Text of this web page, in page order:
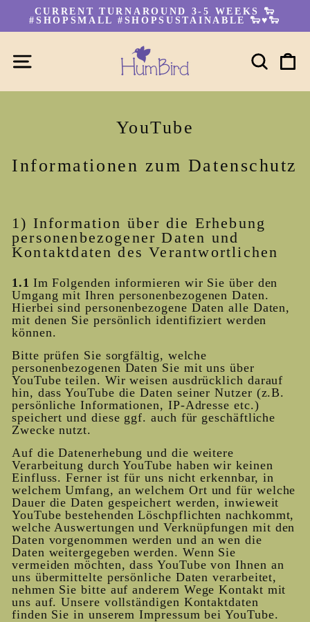
content
Pause
CURRENT TURNAROUND 3-5 WEEKS 🐑
#SHOPSMALL #SHOPSUSTAINABLE 🐑♥🐑
SITE NAVIGATION
YouTube
Informationen zum Datenschutz
1) Information über die Erhebung
personenbezogener Daten und
Kontaktdaten des Verantwortlichen
1.1 Im Folgenden informieren wir Sie über den
Umgang mit Ihren personenbezogenen Daten.
Hierbei sind personenbezogene Daten alle Daten,
mit denen Sie persönlich identifiziert werden
können.
Bitte prüfen Sie sorgfältig, welche
personenbezogenen Daten Sie mit uns über
YouTube teilen. Wir weisen ausdrücklich darauf
hin, dass YouTube die Daten seiner Nutzer (z.B.
persönliche Informationen, IP-Adresse etc.)
speichert und diese ggf. auch für geschäftliche
Zwecke nutzt.
Auf die Datenerhebung und die weitere
Verarbeitung durch YouTube haben wir keinen
Einfluss. Ferner ist für uns nicht erkennbar, in
welchem Umfang, an welchem Ort und für welche
Dauer die Daten gespeichert werden, inwieweit
YouTube bestehenden Löschpflichten nachkommt,
welche Auswertungen und Verknüpfungen mit den
Daten vorgenommen werden und an wen die
Daten weitergegeben werden. Wenn Sie
vermeiden möchten, dass YouTube von Ihnen an
uns übermittelte persönliche Daten verarbeitet,
nehmen Sie bitte auf anderem Wege Kontakt mit
uns auf. Unsere vollständigen Kontaktdaten
finden Sie in unserem Impressum bei YouTube.